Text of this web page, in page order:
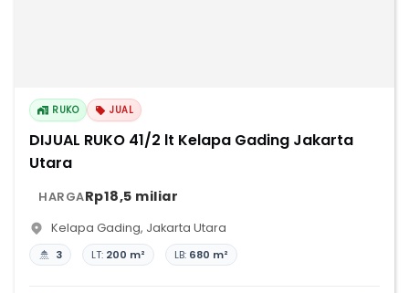
RUKO JUAL
DIJUAL RUKO 41/2 lt Kelapa Gading Jakarta
Utara
HARGARp18,5 miliar
Kelapa Gading, Jakarta Utara
3 LT: 200 m² LB: 680 m²